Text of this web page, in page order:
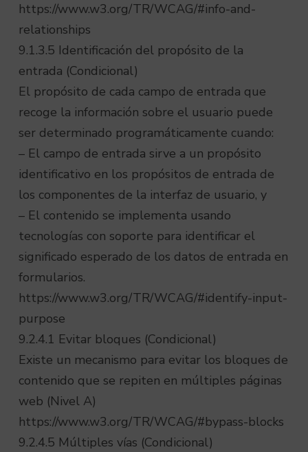
https://www.w3.org/TR/WCAG/#info-and-
relationships
9.1.3.5 Identificación del propósito de la
entrada (Condicional)
El propósito de cada campo de entrada que
recoge la información sobre el usuario puede
ser determinado programáticamente cuando:
– El campo de entrada sirve a un propósito
identificativo en los propósitos de entrada de
los componentes de la interfaz de usuario, y
– El contenido se implementa usando
tecnologías con soporte para identificar el
significado esperado de los datos de entrada en
formularios.
https://www.w3.org/TR/WCAG/#identify-input-
purpose
9.2.4.1 Evitar bloques (Condicional)
Existe un mecanismo para evitar los bloques de
contenido que se repiten en múltiples páginas
web (Nivel A)
https://www.w3.org/TR/WCAG/#bypass-blocks
9.2.4.5 Múltiples vías (Condicional)